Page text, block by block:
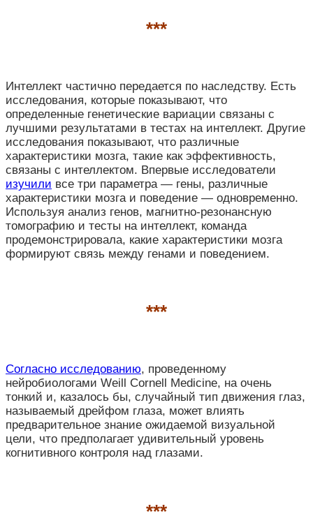
***
Интеллект частично передается по наследству. Есть
исследования, которые показывают, что
определенные генетические вариации связаны с
лучшими результатами в тестах на интеллект. Другие
исследования показывают, что различные
характеристики мозга, такие как эффективность,
связаны с интеллектом. Впервые исследователи
изучили все три параметра — гены, различные
характеристики мозга и поведение — одновременно.
Используя анализ генов, магнитно-резонансную
томографию и тесты на интеллект, команда
продемонстрировала, какие характеристики мозга
формируют связь между генами и поведением.
***
Согласно исследованию, проведенному
нейробиологами Weill Cornell Medicine, на очень
тонкий и, казалось бы, случайный тип движения глаз,
называемый дрейфом глаза, может влиять
предварительное знание ожидаемой визуальной
цели, что предполагает удивительный уровень
когнитивного контроля над глазами.
***